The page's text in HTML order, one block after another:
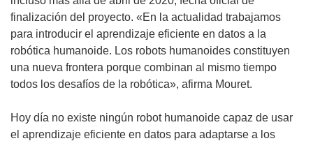
finalización del proyecto. «En la actualidad trabajamos
para introducir el aprendizaje eficiente en datos a la
robótica humanoide. Los robots humanoides constituyen
una nueva frontera porque combinan al mismo tiempo
todos los desafíos de la robótica», afirma Mouret.
Hoy día no existe ningún robot humanoide capaz de usar
el aprendizaje eficiente en datos para adaptarse a los